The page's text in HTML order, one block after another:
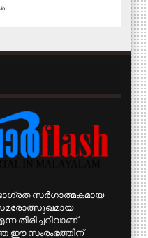
ജാഗ്രത സര്‍ഗാത്മകമായ
സമരോത്സുഖമായ
തിരിച്ചറിവാണ്
ഈ സംരംഭത്തിന്